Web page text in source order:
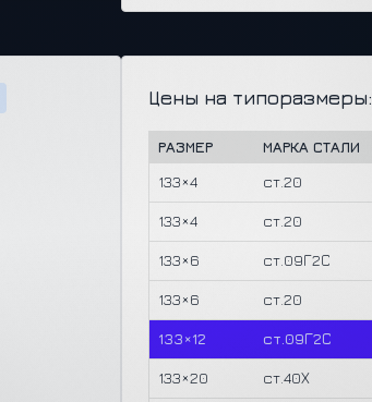
Цены на типоразмеры:
РАЗМЕР МАРКА СТАЛИ
133×4
ст.20
133×4 ст.20
133×6 ст.09Г2С
133×6 ст.20
133×12 ст.09Г2С
133×20 ст.40Х